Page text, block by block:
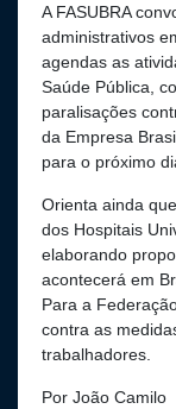
A FASUBRA
administrativos
agendas as
Saúde Pública,
paralisações
da Empresa
para o próximo
Orienta ainda
dos Hospitais
elaborando
acontecerá em
Para a
contra as
trabalhadores.
Por João Camilo